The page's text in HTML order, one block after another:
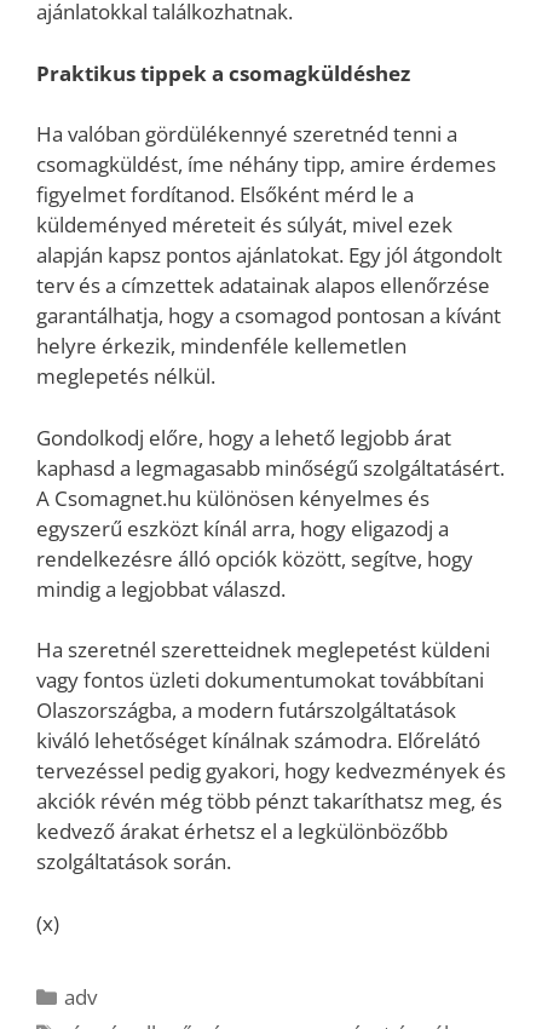
ajánlatokkal találkozhatnak.
Praktikus tippek a csomagküldéshez
Ha valóban gördülékennyé szeretnéd tenni a
csomagküldést, íme néhány tipp, amire érdemes
figyelmet fordítanod. Elsőként mérd le a
küldeményed méreteit és súlyát, mivel ezek
alapján kapsz pontos ajánlatokat. Egy jól átgondolt
terv és a címzettek adatainak alapos ellenőrzése
garantálhatja, hogy a csomagod pontosan a kívánt
helyre érkezik, mindenféle kellemetlen
meglepetés nélkül.
Gondolkodj előre, hogy a lehető legjobb árat
kaphasd a legmagasabb minőségű szolgáltatásért.
A Csomagnet.hu különösen kényelmes és
egyszerű eszközt kínál arra, hogy eligazodj a
rendelkezésre álló opciók között, segítve, hogy
mindig a legjobbat válaszd.
Ha szeretnél szeretteidnek meglepetést küldeni
vagy fontos üzleti dokumentumokat továbbítani
Olaszországba, a modern futárszolgáltatások
kiváló lehetőséget kínálnak számodra. Előrelátó
tervezéssel pedig gyakori, hogy kedvezmények és
akciók révén még több pénzt takaríthatsz meg, és
kedvező árakat érhetsz el a legkülönbözőbb
szolgáltatások során.
(x)
Kategória
adv